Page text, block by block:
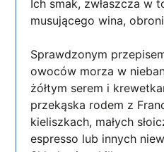
Ich smak, zwłaszcza w
musującego wina,
Sprawdzonym
owoców morza w
żółtym serem i
przekąska rodem z
kieliszkach, małych
espresso lub innych